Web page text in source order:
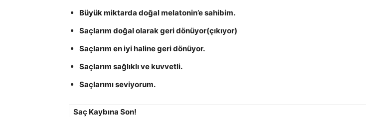
Büyük miktarda doğal melatonin’e sahibim.
Saçlarım doğal olarak geri dönüyor(çıkıyor)
Saçlarım en iyi haline geri dönüyor.
Saçlarım sağlıklı ve kuvvetli.
Saçlarımı seviyorum.
Saç Kaybına Son!